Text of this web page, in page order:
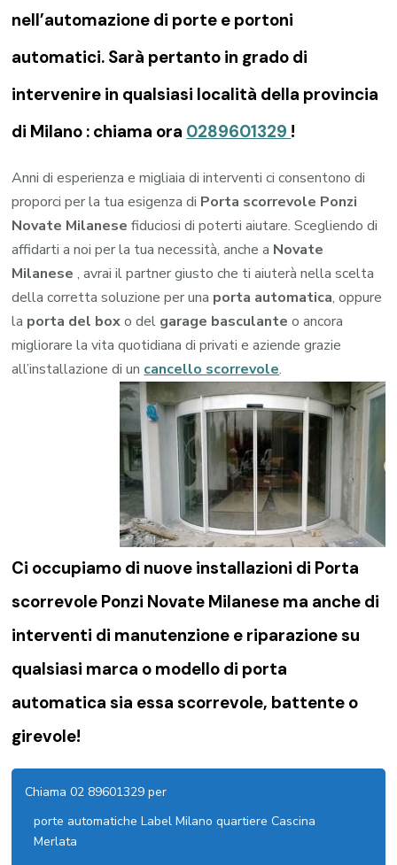
nell’automazione di porte e portoni
automatici. Sarà pertanto in grado di
intervenire in qualsiasi località della provincia
di Milano : chiama ora 0289601329 !
Anni di esperienza e migliaia di interventi ci consentono di
proporci per la tua esigenza di Porta scorrevole Ponzi
Novate Milanese fiduciosi di poterti aiutare. Scegliendo di
affidarti a noi per la tua necessità, anche a Novate
Milanese, avrai il partner giusto che ti aiuterà nella scelta
della corretta soluzione per una porta automatica, oppure
la porta del boxo del garage basculante o ancora
migliorare la vita quotidiana di privati e aziende grazie
all’installazione di un cancello scorrevole.
Ci occupiamo di nuove installazioni di Porta
scorrevole Ponzi Novate Milanese ma anche di
interventi di manutenzione e riparazione su
qualsiasi marca o modello di porta
automatica sia essa scorrevole, battente o
girevole!
Chiama 02 89601329 per
porte automatiche Label Milano quartiere Cascina
Merlata